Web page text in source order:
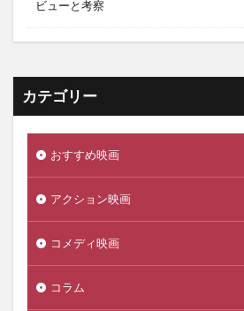
ビューと考察
カテゴリー
おすすめ映画
アクション映画
コメディ映画
コラム